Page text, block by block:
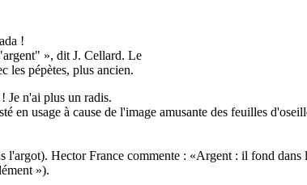
!
», dit J. Cellard. Le
les pépètes, plus ancien.
Je n'ai plus un radis.
usage à cause de l'image amusante des feuilles
Hector France commente : «Argent : il fond
»).